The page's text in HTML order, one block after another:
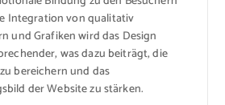
Integration von qualitativ
und Grafiken wird das Design
was dazu beiträgt, die
bereichern und das
der Website zu stärken.